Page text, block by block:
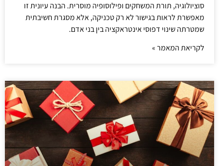
סוציולוגיה, תורת המשחקים ופילוסופיה מוסרית. הבנה עיונית זו
מאפשרת לראות בגישור לא רק טכניקה, אלא מסגרת חשיבתית
שמטרתה שינוי דפוסי אינטראקציה בין בני אדם.
לקריאת המאמר »